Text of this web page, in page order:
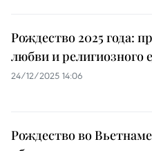
Рождество 2025 года:
любви и религиозного
24/12/2025 14:06
Рождество во Вьетнаме